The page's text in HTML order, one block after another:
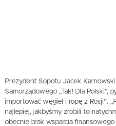
Prezydent Sopotu Jacek
Samorządowego „Tak! Dla Polski”,
importować węgiel i ropę z Rosji”.
najlepiej, jakbyśmy zrobili to
obecnie brak wsparcia finansowego